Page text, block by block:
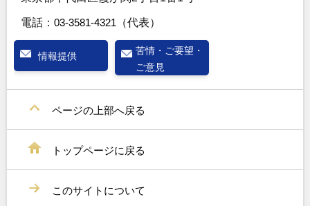
電話： 03-3581-4321 （代表）
情報提供
苦情・ご要望・
ご意見
ページの上部へ戻る
トップページに戻る
このサイトについて